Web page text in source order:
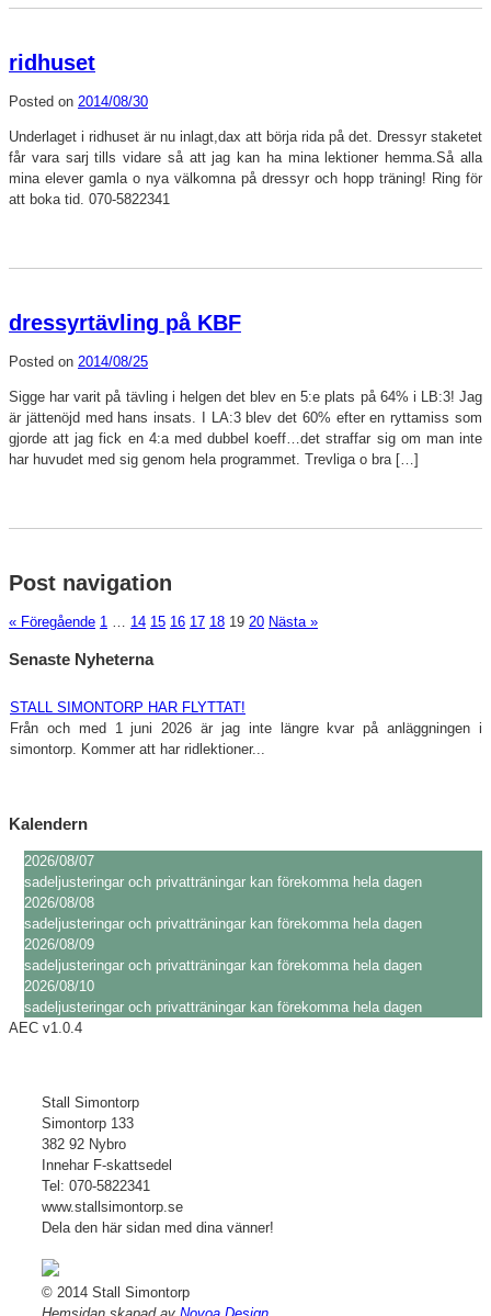
ridhuset
Posted on 2014/08/30
Underlaget i ridhuset är nu inlagt,dax att börja rida på det. Dressyr staketet
får vara sarj tills vidare så att jag kan ha mina lektioner hemma.Så alla
mina elever gamla o nya välkomna på dressyr och hopp träning! Ring för
att boka tid. 070-5822341
dressyrtävling på KBF
Posted on 2014/08/25
Sigge har varit på tävling i helgen det blev en 5:e plats på 64% i LB:3! Jag
är jättenöjd med hans insats. I LA:3 blev det 60% efter en ryttamiss som
gjorde att jag fick en 4:a med dubbel koeff…det straffar sig om man inte
har huvudet med sig genom hela programmet. Trevliga o bra […]
Post navigation
« Föregående 1 … 14 15 16 17 18 19 20 Nästa »
Senaste Nyheterna
STALL SIMONTORP HAR FLYTTAT!
Från och med 1 juni 2026 är jag inte längre kvar på anläggningen i
simontorp. Kommer att har ridlektioner...
Lördag 11/4-26\r\nKl 13.00\r\nÖppen bana/pay and ride i we. Anmäl häst
dressyrkurs på jullovet
28-29/12 söndag och måndag blir det dressyrkurs med inriktning på
programridning/tävling. Ekipage på olik...
testa på att rida lektion på egen häst/ponny för mig
Det finns enstaka platser lediga nu. Har du egen häst eller ponny och vill
testa att rida lektion för mig. D...
Inga vanliga lektioner denna veckan \r\n\r\nTisdag privatlektioner boka tid.
\r\n19.00 ridlektion enkel\r\nOnsdag pr...
Kalendern
2026/08/07
sadeljusteringar och privatträningar kan förekomma hela dagen
2026/08/08
sadeljusteringar och privatträningar kan förekomma hela dagen
2026/08/09
sadeljusteringar och privatträningar kan förekomma hela dagen
2026/08/10
sadeljusteringar och privatträningar kan förekomma hela dagen
AEC v1.0.4
Stall Simontorp
Simontorp 133
382 92 Nybro
Innehar F-skattsedel
Tel: 070-5822341
www.stallsimontorp.se
Dela den här sidan med dina vänner!
© 2014 Stall Simontorp